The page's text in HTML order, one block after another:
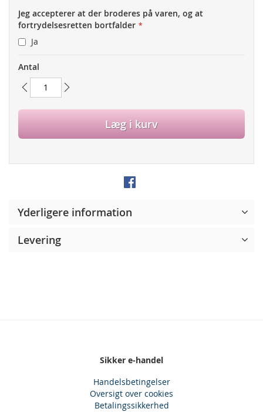
Jeg accepterer at der broderes på varen, og at
fortrydelsesretten bortfalder
Ja
Antal
Læg i kurv
Yderligere information
Levering
Sikker e-handel
Handelsbetingelser
Oversigt over cookies
Betalingssikkerhed